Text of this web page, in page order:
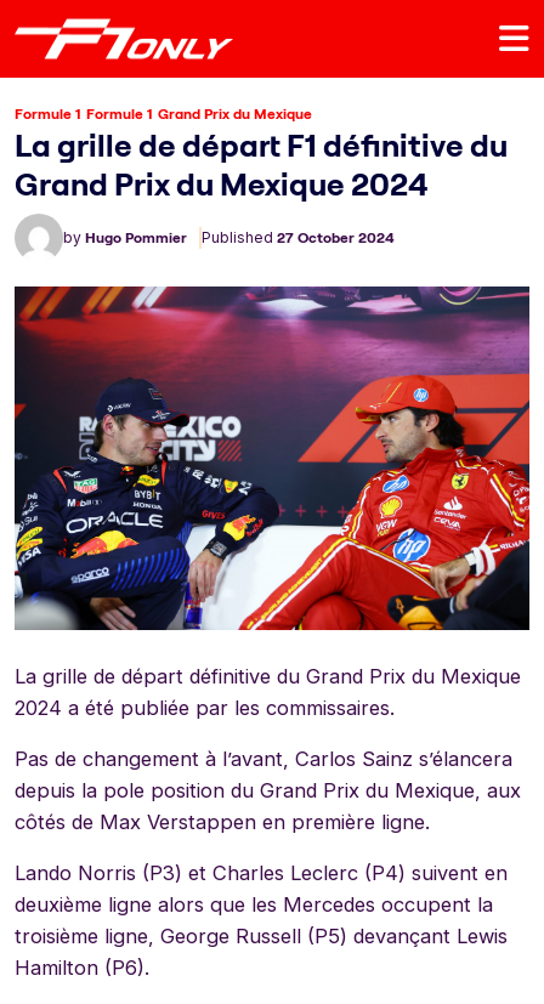
Formule 1 Formule 1 Grand Prix du Mexique
La grille de départ F1 définitive du
Grand Prix du Mexique 2024
by Hugo Pommier Published 27 October 2024
La grille de départ définitive du Grand Prix du Mexique
2024 a été publiée par les commissaires.
Pas de changement à l’avant, Carlos Sainz s’élancera
depuis la pole position du Grand Prix du Mexique, aux
côtés de Max Verstappen en première ligne.
Lando Norris (P3) et Charles Leclerc (P4) suivent en
deuxième ligne alors que les Mercedes occupent la
troisième ligne, George Russell (P5) devançant Lewis
Hamilton (P6).